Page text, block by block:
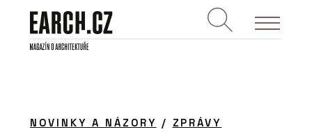
NOVINKY A NÁZORY / ZPRÁVY